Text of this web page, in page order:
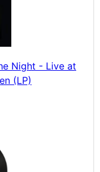
Night - Live at
(LP)